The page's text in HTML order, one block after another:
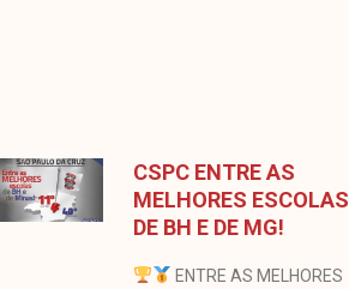
CSPC ENTRE AS
MELHORES ESCOLAS
DE BH E DE MG!
ENTRE AS MELHORES